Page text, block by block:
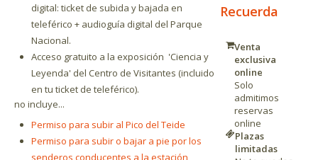
digital: ticket de subida y bajada en
teleférico + audioguía digital del Parque
Nacional.
Acceso gratuito a la exposición 'Ciencia y
Leyenda' del Centro de Visitantes (incluido
en tu ticket de teleférico).
no incluye...
Permiso para subir al Pico del Teide
Permiso para subir o bajar a pie por los
senderos conducentes a la estación
Recuerda
Venta
exclusiva
online
Solo
admitimos
reservas
online
Plazas
limitadas